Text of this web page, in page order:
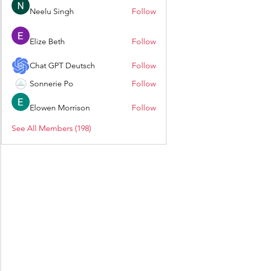
Neelu Singh Follow
Elize Beth Follow
Chat GPT Deutsch
Follow
Sonnerie Po
Follow
Elowen Morrison Follow
See All Members (198)